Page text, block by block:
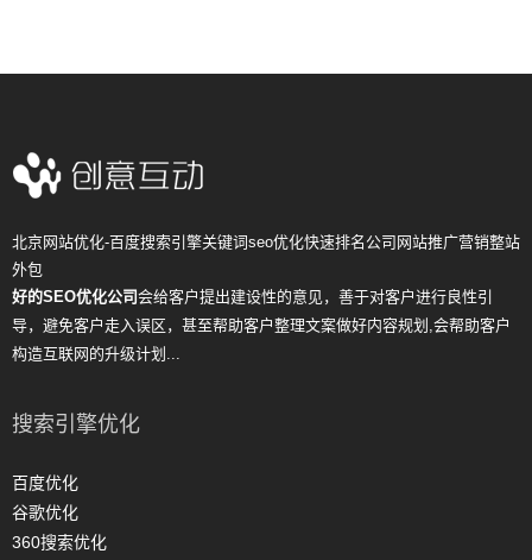
北京网站优化-百度搜索引擎关键词seo优化快速排名公司网站推广营销整站
外包
好的SEO优化公司会给客户提出建设性的意见，善于对客户进行良性引
导，避免客户走入误区，甚至帮助客户整理文案做好内容规划,会帮助客户
构造互联网的升级计划...
搜索引擎优化
百度优化
谷歌优化
360搜索优化